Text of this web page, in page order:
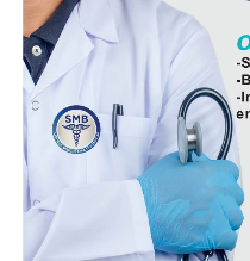
Finalmente, destacó que
operan ocho empresas
granjas avícolas, las
fuente de empleo y
comunidades rurales de